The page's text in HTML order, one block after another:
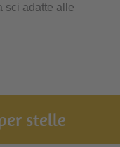
sci adatte alle
stelle